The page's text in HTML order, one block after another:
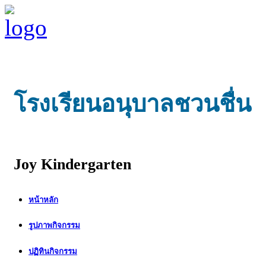
โรงเรียนอนุบาลชวนชื่น
Joy Kindergarten
หน้าหลัก
รูปภาพกิจกรรม
ปฏิทินกิจกรรม